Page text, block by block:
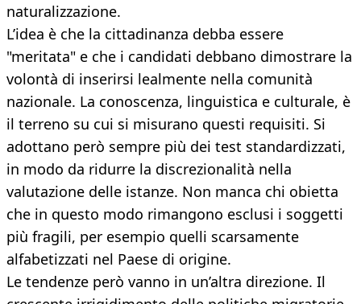
naturalizzazione.
L’idea è che la cittadinanza debba essere
"meritata" e che i candidati debbano dimostrare la
volontà di inserirsi lealmente nella comunità
nazionale. La conoscenza, linguistica e culturale, è
il terreno su cui si misurano questi requisiti. Si
adottano però sempre più dei test standardizzati,
in modo da ridurre la discrezionalità nella
valutazione delle istanze. Non manca chi obietta
che in questo modo rimangono esclusi i soggetti
più fragili, per esempio quelli scarsamente
alfabetizzati nel Paese di origine.
Le tendenze però vanno in un’altra direzione. Il